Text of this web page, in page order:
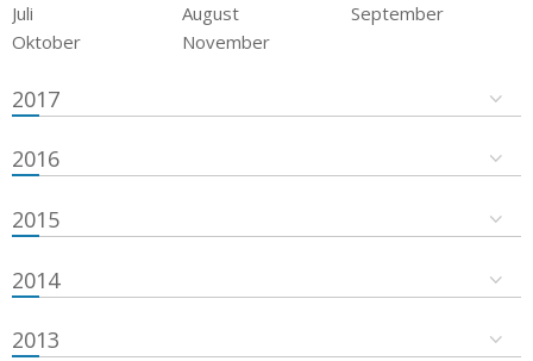
Juli
August
September
Oktober
November
2017
2016
2015
2014
2013